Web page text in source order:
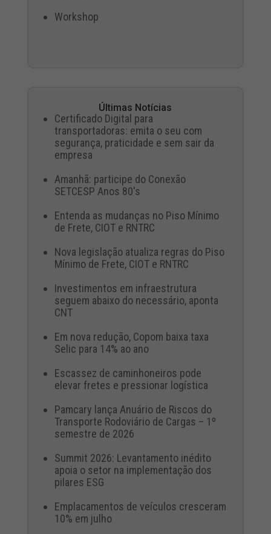
Workshop
Últimas Notícias
Certificado Digital para
transportadoras: emita o seu com
segurança, praticidade e sem sair da
empresa
Amanhã: participe do Conexão
SETCESP Anos 80's
Entenda as mudanças no Piso Mínimo
de Frete, CIOT e RNTRC
Nova legislação atualiza regras do Piso
Mínimo de Frete, CIOT e RNTRC
Investimentos em infraestrutura
seguem abaixo do necessário, aponta
CNT
Em nova redução, Copom baixa taxa
Selic para 14% ao ano
Escassez de caminhoneiros pode
elevar fretes e pressionar logística
Pamcary lança Anuário de Riscos do
Transporte Rodoviário de Cargas – 1º
semestre de 2026
Summit 2026: Levantamento inédito
apoia o setor na implementação dos
pilares ESG
Emplacamentos de veículos cresceram
10% em julho